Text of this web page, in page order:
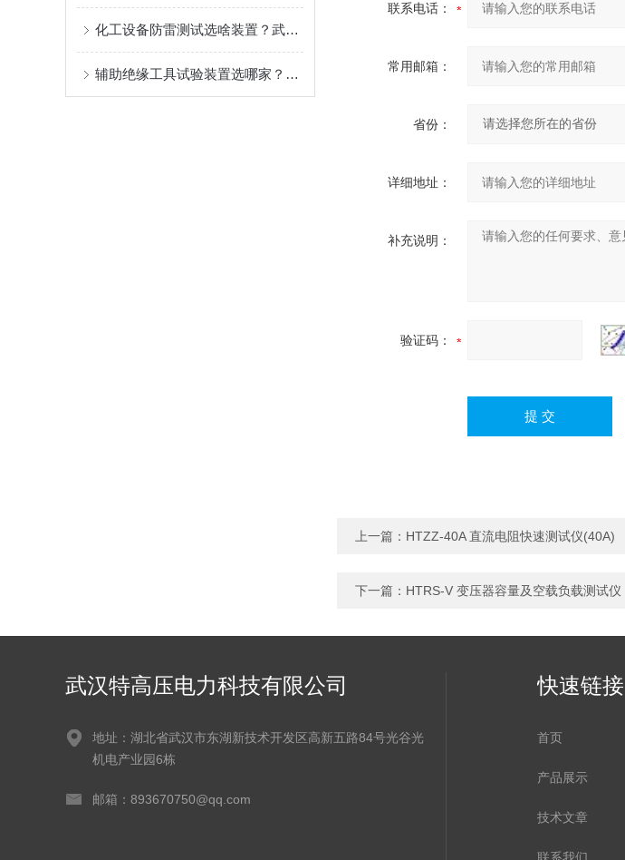
化工设备防雷测试选啥装置？武汉特高压入围品牌排行前有底气！
辅助绝缘工具试验装置选哪家？认准被国网、南网多次采购的品牌！
联系电话：
常用邮箱：
省份：
详细地址：
补充说明：
验证码：
上一篇： HTZZ-40A 直流电阻快速测试仪(40A)
下一篇： HTRS-V 变压器容量及空载负载测试仪
武汉特高压电力科技有限公司
地址：湖北省武汉市东湖新技术开发区高新五路84号光谷光
机电产业园6栋
邮箱：893670750@qq.com
快速链接
首页
产品展示
技术文章